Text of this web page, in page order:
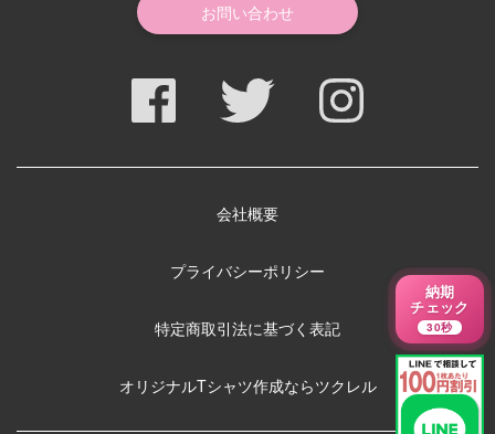
お問い合わせ
会社概要
プライバシーポリシー
特定商取引法に基づく表記
オリジナルTシャツ作成ならツクレル
納期
チェック
30秒